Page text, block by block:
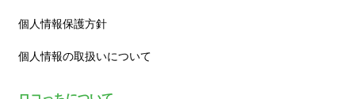
個人情報保護方針
個人情報の取扱いについて